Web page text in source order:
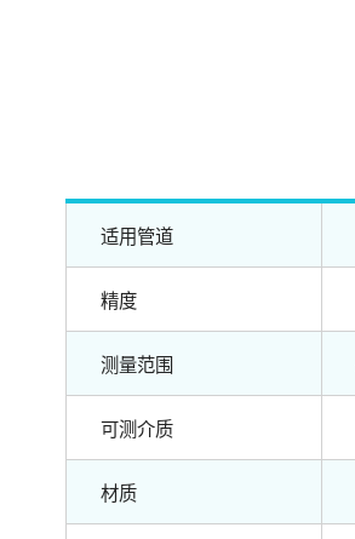
适用管道
精度
测量范围
可测介质
材质